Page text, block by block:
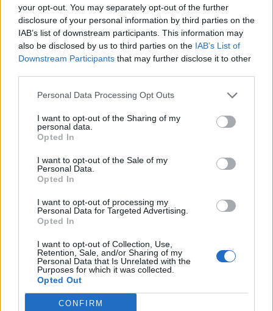
your opt-out. You may separately opt-out of the further
disclosure of your personal information by third parties on the
IAB’s list of downstream participants. This information may
also be disclosed by us to third parties on the IAB’s List of
Downstream Participants that may further disclose it to other
Personal Data Processing Opt Outs
I want to opt-out of the Sharing of my
personal data.
Opted In
I want to opt-out of the Sale of my
Personal Data.
Opted In
I want to opt-out of processing my
Personal Data for Targeted Advertising.
Opted In
I want to opt-out of Collection, Use,
Retention, Sale, and/or Sharing of my
Personal Data that Is Unrelated with the
Purposes for which it was collected.
Opted Out
CONFIRM
Διάβασε επίσης
Ακολουθήστε το onalert.gr στο
Google
Newsκαι μάθετε πρώτοι όλες τις ειδήσεις
DRONES ISKANDER-M KH-59
ΔΙΥΛΙΣΤΗΡΙΟ